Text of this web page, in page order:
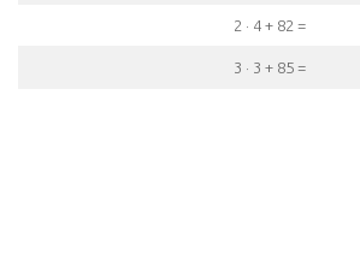
2 · 4 + 82 =
3 · 3 + 85 =